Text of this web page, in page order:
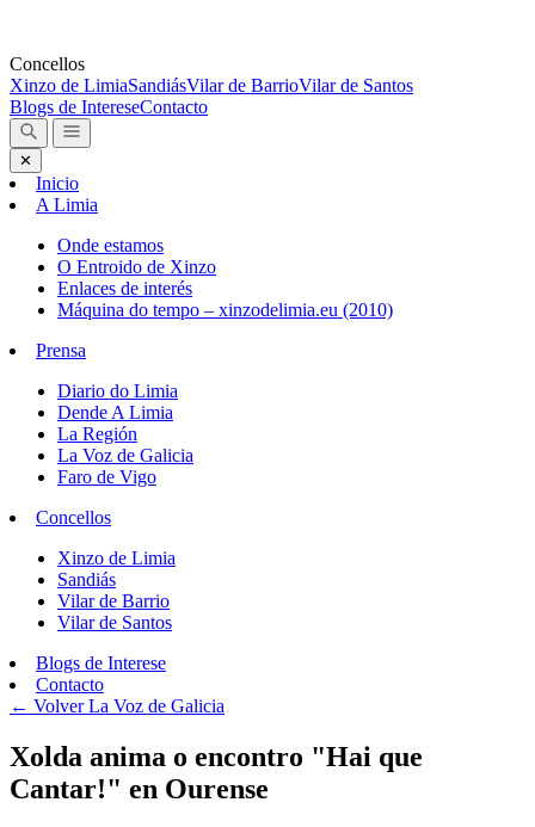
Concellos
Xinzo de LimiaSandiásVilar de BarrioVilar de Santos
Blogs de IntereseContacto
✕
Inicio
A Limia
Onde estamos
O Entroido de Xinzo
Enlaces de interés
Máquina do tempo – xinzodelimia.eu (2010)
Prensa
Diario do Limia
Dende A Limia
La Región
La Voz de Galicia
Faro de Vigo
Concellos
Xinzo de Limia
Sandiás
Vilar de Barrio
Vilar de Santos
Blogs de Interese
Contacto
← VolverLa Voz de Galicia
Xolda anima o encontro "Hai que
Cantar!" en Ourense